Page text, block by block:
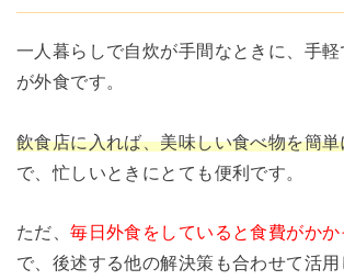
一人暮らしで自炊が手間なときに、手
が外食です。
飲食店に入れば、美味しい食べ物を簡
で、忙しいときにとても便利です。
ただ、毎日外食をしていると食費がかか
で、後述する他の解決策も合わせて活用